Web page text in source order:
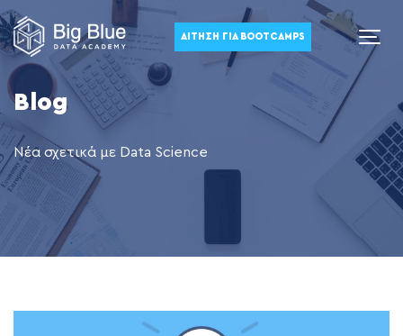
ΑΊΤΗΣΗ ΓΙΑ BOOTCAMPS
Blog
Νέα σχετικά με Data Science